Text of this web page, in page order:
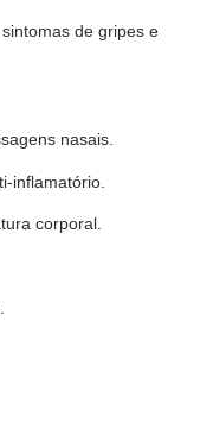
de gripes e
nasais.
inflamatório.
corporal.